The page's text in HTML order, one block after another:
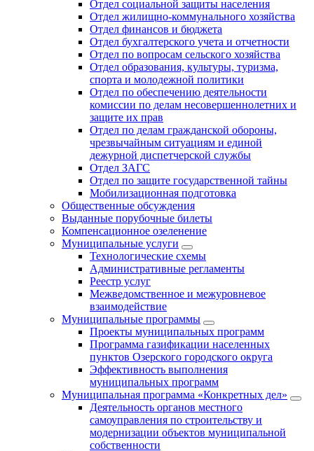
Отдел социальной защиты населения
Отдел жилищно-коммунального хозяйства
Отдел финансов и бюджета
Отдел бухгалтерского учета и отчетности
Отдел по вопросам сельского хозяйства
Отдел образования, культуры, туризма,
спорта и молодежной политики
Отдел по обеспечению деятельности
комиссии по делам несовершеннолетних и
защите их прав
Отдел по делам гражданской обороны,
чрезвычайным ситуациям и единой
дежурной диспетчерской службы
Отдел ЗАГС
Отдел по защите государственной тайны
Мобилизационная подготовка
Общественные обсуждения
Выданные порубочные билеты
Компенсационное озеленение
Муниципальные услуги
Технологические схемы
Административные регламенты
Реестр услуг
Межведомственное и межуровневое
взаимодействие
Муниципальные программы
Проекты муниципальных программ
Программа газификации населенных
пунктов Озерского городского округа
Эффективность выполнения
муниципальных программ
Муниципальная программа «Конкретных дел»
Деятельность органов местного
самоуправления по строительству и
модернизации объектов муниципальной
собственности